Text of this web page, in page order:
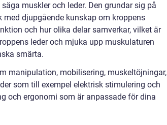
muskler och leder. Den grundar sig på
djupgående kunskap om kroppens
och hur olika delar samverkar, vilket är
leder och mjuka upp muskulaturen
smärta.
manipulation, mobilisering, muskeltöjningar,
som till exempel elektrisk stimulering och
och ergonomi som är anpassade för dina